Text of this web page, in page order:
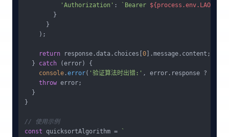
'Authorization' : `Bearer
        }
      }
    );
return response.data . choices 0 ].message . content ;
  }
catch (error) {
console .error( '验证算法时出错:' , error. response ?
throw error;
  }
}
// 使用示例
const quicksortAlgorithm =
`